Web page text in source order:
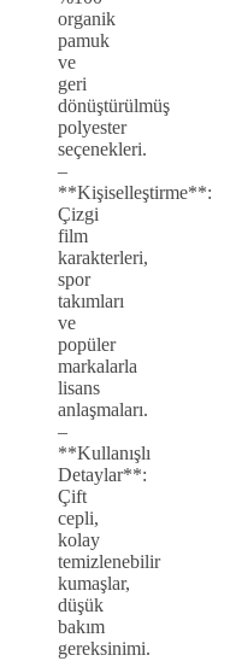
organik
pamuk
ve
geri
dönüştürülmüş
polyester
seçenekleri.
–
**Kişiselleştirme**:
Çizgi
film
karakterleri,
spor
takımları
ve
popüler
markalarla
lisans
anlaşmaları.
–
**Kullanışlı
Detaylar**:
Çift
cepli,
kolay
temizlenebilir
kumaşlar,
düşük
bakım
gereksinimi.